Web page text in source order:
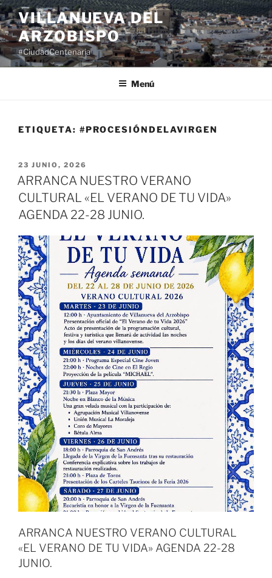
Saltar
al
contenido
VILLANUEVA DEL
ARZOBISPO
#CiudadCentenaria
Menú
ETIQUETA: #PROCESIÓNDELAVIRGEN
PUBLICADO
EL
23 JUNIO, 2026
ARRANCA NUESTRO VERANO
CULTURAL «EL VERANO DE TU VIDA»
AGENDA 22-28 JUNIO.
ARRANCA NUESTRO VERANO CULTURAL
«EL VERANO DE TU VIDA» AGENDA 22-28
JUNIO.